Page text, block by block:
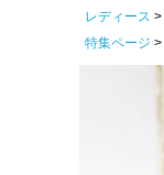
レディース
特集ページ